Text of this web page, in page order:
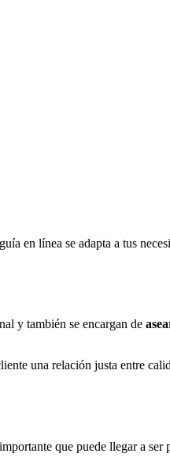
en línea se adapta a tus
y también se encargan de
una relación justa entre
que puede llegar a ser